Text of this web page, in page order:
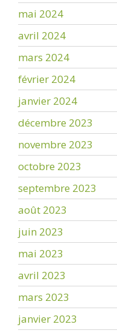
mai 2024
avril 2024
mars 2024
février 2024
janvier 2024
décembre 2023
novembre 2023
octobre 2023
septembre 2023
août 2023
juin 2023
mai 2023
avril 2023
mars 2023
janvier 2023